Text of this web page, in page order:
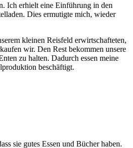
Ich erhielt eine Einführung in den
Dies ermutigte mich, wieder
kleinen Reisfeld erwirtschafteten,
wir. Den Rest bekommen unsere
zu halten. Dadurch essen meine
beschäftigt.
sie gutes Essen und Bücher haben.